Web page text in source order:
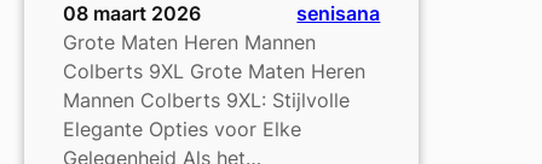
08 maart 2026
senisana
Grote Maten Heren Mannen
Colberts 9XL Grote Maten Heren
Mannen Colberts 9XL: Stijlvolle
Elegante Opties voor Elke
Gelegenheid Als het…